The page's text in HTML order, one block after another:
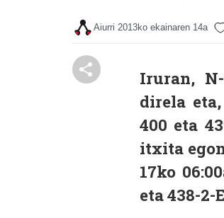
Aiurri 2013ko ekainaren 14a
Iruran,
direla
400 eta
itxita
17ko
eta 438-